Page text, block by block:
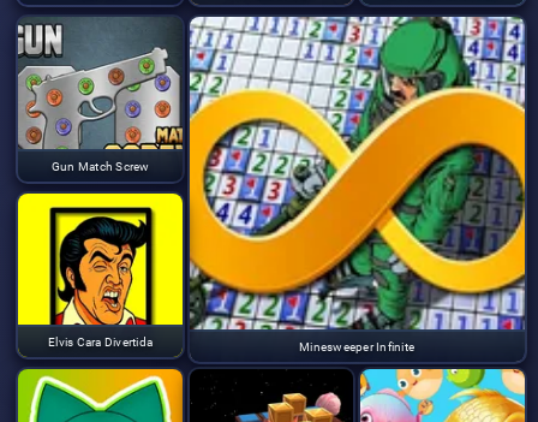
Gun Match Screw
Minesweeper Infinite
Elvis Cara Divertida